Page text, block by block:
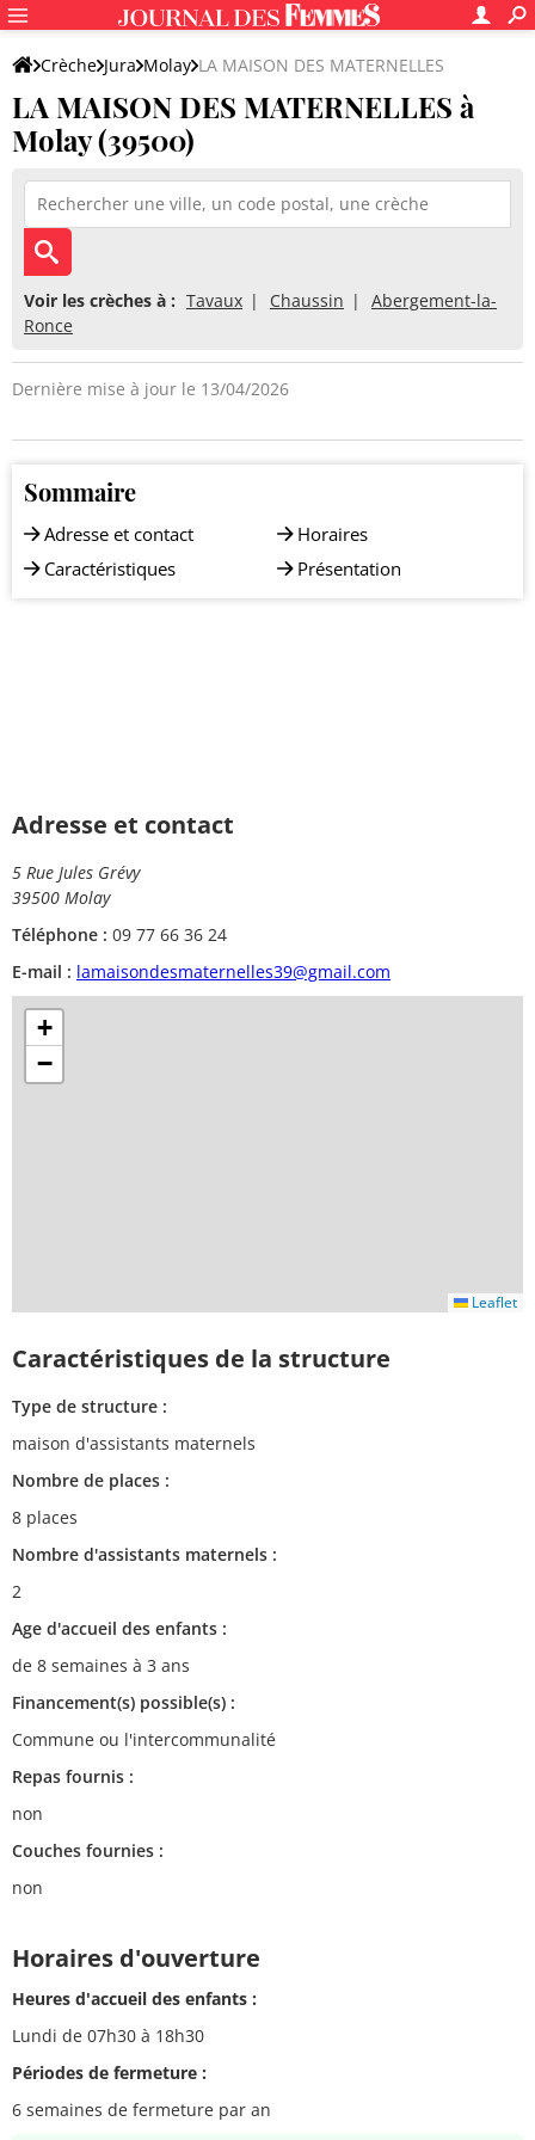
Crèche Jura Molay LA MAISON DES MATERNELLES
LA MAISON DES MATERNELLES à
Molay (39500)
Voir les crèches à : Tavaux Chaussin
Abergement-la-
Ronce
Dernière mise à jour le 13/04/2026
Sommaire
Adresse et contact
Caractéristiques
Horaires
Présentation
Adresse et contact
5 Rue Jules Grévy
39500 Molay
Téléphone : 09 77 66 36 24
E-mail : lamaisondesmaternelles39@gmail.com
+
−
Leaflet
Caractéristiques de la structure
Type de structure :
maison d'assistants maternels
Nombre de places :
8 places
Nombre d'assistants maternels :
2
Age d'accueil des enfants :
de 8 semaines à 3 ans
Financement(s) possible(s) :
Commune ou l'intercommunalité
Repas fournis :
non
Couches fournies :
non
Horaires d'ouverture
Heures d'accueil des enfants :
Lundi de 07h30 à 18h30
Périodes de fermeture :
6 semaines de fermeture par an